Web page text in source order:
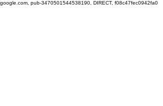
google.com, pub-3470501544538190, DIRECT, f08c47fec0942fa0